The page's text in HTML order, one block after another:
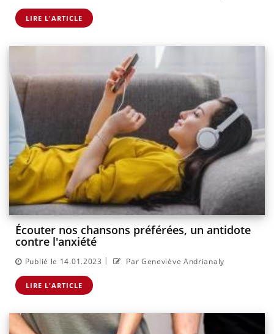
LIRE L'ARTICLE
Écouter nos chansons préférées, un antidote
contre l'anxiété
Publié le 14.01.2023 | Par Geneviève Andrianaly
LIRE L'ARTICLE